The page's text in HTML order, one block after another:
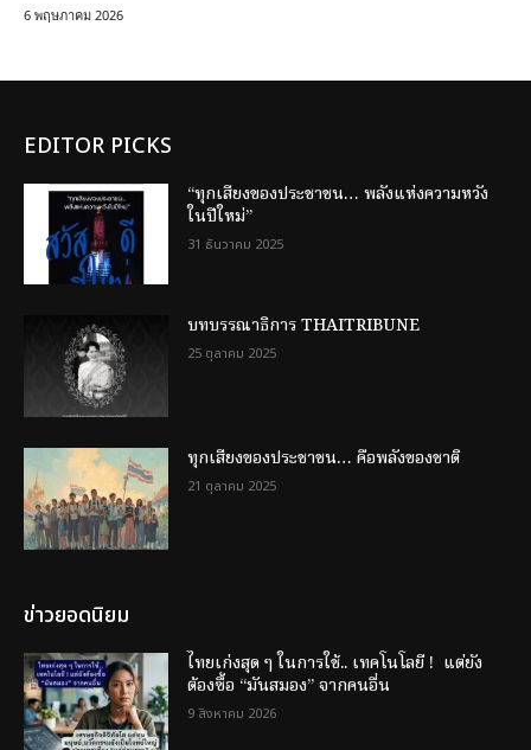
6 พฤษภาคม 2026
EDITOR PICKS
“ทุกเสียงของประชาชน… พลังแห่งความหวัง
ในปีใหม่”
31 ธันวาคม 2025
บทบรรณาธิการ THAITRIBUNE
25 ตุลาคม 2025
ทุกเสียงของประชาชน… คือพลังของชาติ
21 ตุลาคม 2025
ข่าวยอดนิยม
ไทยเก่งสุด ๆ ในการใช้.. เทคโนโลยี ! แต่ยัง
ต้องซื้อ “มันสมอง” จากคนอื่น
9 สิงหาคม 2026